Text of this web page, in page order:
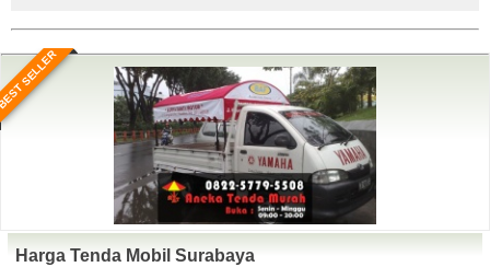
SELLER
Harga Tenda Mobil Surabaya